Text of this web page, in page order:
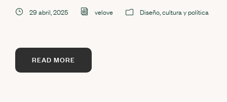
29 abril, 2025 velove Diseño, cultura y política
READ MORE